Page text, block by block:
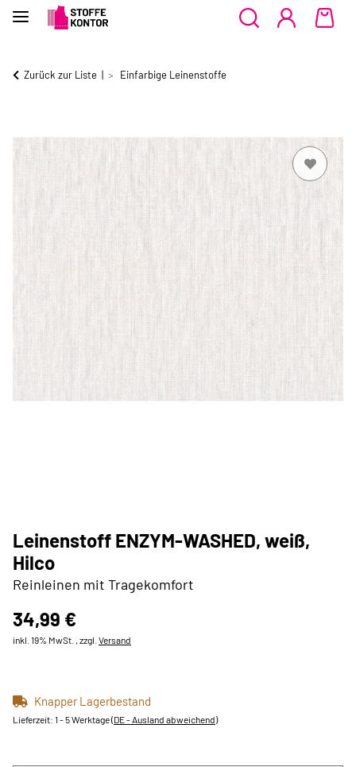
Zurück zur Liste Einfarbige Leinenstoffe
Leinenstoff ENZYM-WASHED, weiß,
Hilco
Reinleinen mit Tragekomfort
34,99 €
inkl. 19% MwSt. , zzgl. Versand
Knapper Lagerbestand
Lieferzeit: 1 - 5 Werktage(DE - Ausland abweichend)